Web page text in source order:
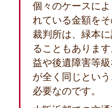
個々のケースに
れている金額を
裁判所は、緑本
ることもありま
益や後遺障害等
が全く同じとい
必要なのです。